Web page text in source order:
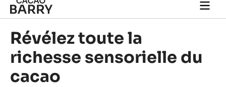
Skip to main content
main
Révélez toute la
richesse sensorielle du
cacao